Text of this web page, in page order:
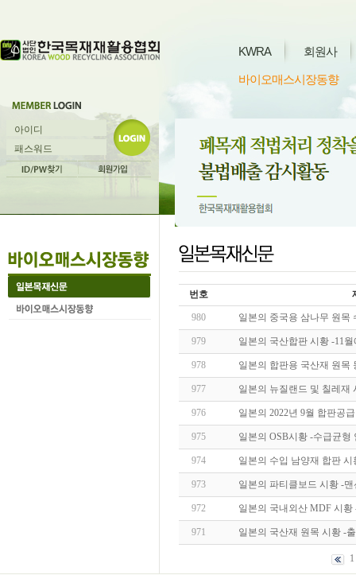
KWRA 회원사
바이오매스시장동향
번호
980 일본의 중국용 삼나무 원
979 일본의 국산합판 시황 -11
978 일본의 합판용 국산재 원
977 일본의 뉴질랜드 및 칠레
976 일본의 2022년 9월 합판공
975 일본의 OSB시황 -수급균형
974 일본의 수입 남양재 합판
973 일본의 파티클보드 시황 -
972 일본의 국내외산 MDF 시
971 일본의 국산재 원목 시황 -
1